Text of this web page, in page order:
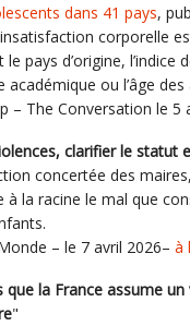
dans 41 pays,
corporelle
le pays d’origine,
académique ou l’âge des
– The Conversation le 5
clarifier le statut
concertée des
à la racine le mal que
– le 7 avril 2026– à
que la France assume
"